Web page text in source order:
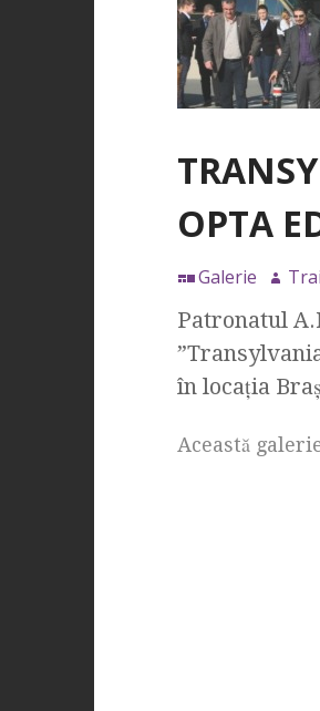
OPTA
Galerie
Patronatul
în locaţia
Această